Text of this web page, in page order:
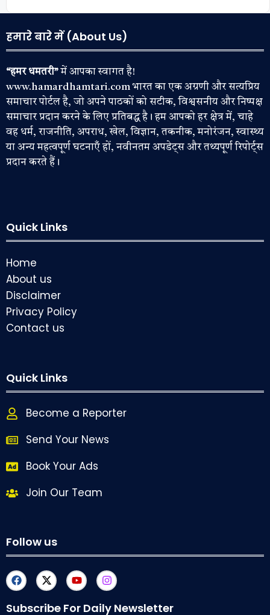
हमारे बारे में (About Us)
“हमर धमतरी”में आपका स्वागत है!
www.hamardhamtari.com भारत का एक अग्रणी और सत्यप्रिय
समाचार पोर्टल है, जो अपने पाठकों को सटीक, विश्वसनीय और निष्पक्ष
समाचार प्रदान करने के लिए प्रतिबद्ध है। हम आपको हर क्षेत्र में, चाहे
वह धर्म, राजनीति, अपराध, खेल, विज्ञान, तकनीक, मनोरंजन, स्वास्थ्य
या अन्य महत्वपूर्ण घटनाएँ हों, नवीनतम अपडेट्स और तथ्यपूर्ण रिपोर्ट्स
प्रदान करते हैं।
Quick Links
Home
About us
Disclaimer
Privacy Policy
Contact us
Quick Links
Become a Reporter
Send Your News
Book Your Ads
Join Our Team
Follow us
Subscribe For Daily Newsletter